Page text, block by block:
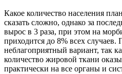
Какое количество населения
сказать сложно, однако за
вырос в 3 раза, при этом на
приходится до 8% всех
неблагоприятный вариант, так
количество жировой ткани
практически на все органы и